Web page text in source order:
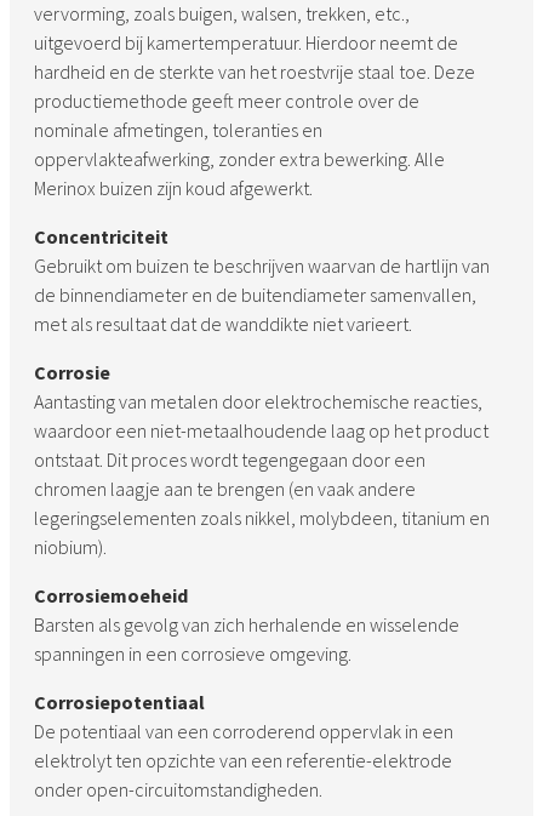
vervorming, zoals buigen, walsen, trekken, etc.,
uitgevoerd bij kamertemperatuur. Hierdoor neemt de
hardheid en de sterkte van het roestvrije staal toe. Deze
productiemethode geeft meer controle over de
nominale afmetingen, toleranties en
oppervlakteafwerking, zonder extra bewerking. Alle
Merinox buizen zijn koud afgewerkt.
Concentriciteit
Gebruikt om buizen te beschrijven waarvan de hartlijn van
de binnendiameter en de buitendiameter samenvallen,
met als resultaat dat de wanddikte niet varieert.
Corrosie
Aantasting van metalen door elektrochemische reacties,
waardoor een niet-metaalhoudende laag op het product
ontstaat. Dit proces wordt tegengegaan door een
chromen laagje aan te brengen (en vaak andere
legeringselementen zoals nikkel, molybdeen, titanium en
niobium).
Corrosiemoeheid
Barsten als gevolg van zich herhalende en wisselende
spanningen in een corrosieve omgeving.
Corrosiepotentiaal
De potentiaal van een corroderend oppervlak in een
elektrolyt ten opzichte van een referentie-elektrode
onder open-circuitomstandigheden.